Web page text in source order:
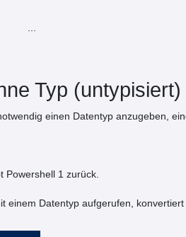
Typ (untypisiert)
einen Datentyp anzugeben,
Powershell 1 zurück.
einem Datentyp aufgerufen,